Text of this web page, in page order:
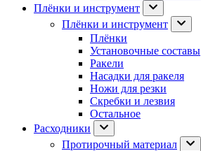
Плёнки и инструмент
Плёнки и инструмент
Плёнки
Установочные составы
Ракели
Насадки для ракеля
Ножи для резки
Скребки и лезвия
Остальное
Расходники
Протирочный материал